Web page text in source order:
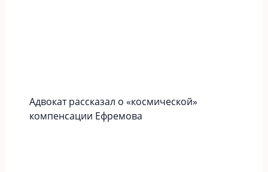
Адвокат рассказал о «космической»
компенсации Ефремова